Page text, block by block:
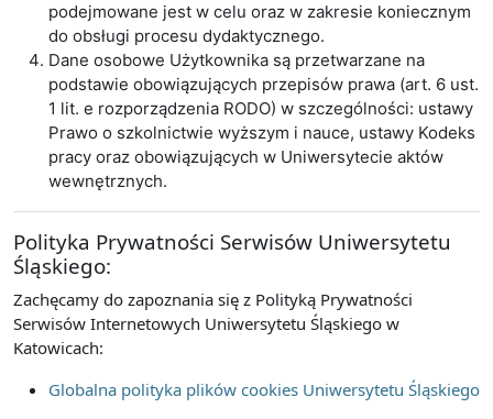
podejmowane jest w celu oraz w zakresie koniecznym
do obsługi procesu dydaktycznego.
Dane osobowe Użytkownika są przetwarzane na
podstawie obowiązujących przepisów prawa (art. 6 ust.
1 lit. e rozporządzenia RODO) w szczególności: ustawy
Prawo o szkolnictwie wyższym i nauce, ustawy Kodeks
pracy oraz obowiązujących w Uniwersytecie aktów
wewnętrznych.
Polityka Prywatności Serwisów Uniwersytetu
Śląskiego:
Zachęcamy do zapoznania się z Polityką Prywatności
Serwisów Internetowych Uniwersytetu Śląskiego w
Katowicach:
Globalna polityka plików cookies Uniwersytetu Śląskiego